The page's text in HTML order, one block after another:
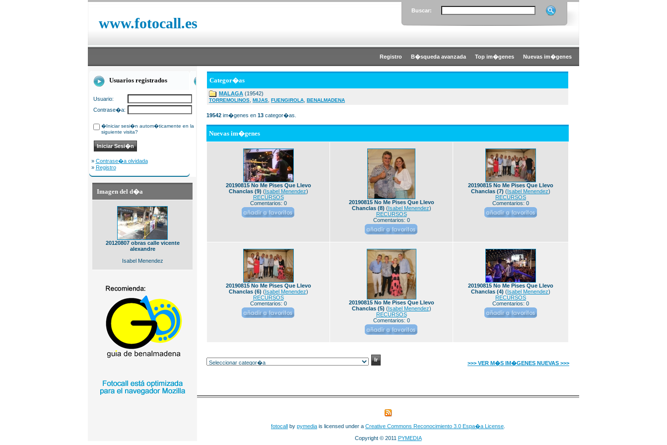
www.fotocall.es
Buscar:
Registro B�squeda avanzada Top im�genes Nuevas im�genes
Usuarios registrados
Usuario:
Contrase�a:
�Iniciar sesi�n autom�ticamente en la
siguiente visita?
» Contrase�a olvidada
» Registro
Imagen del d�a
20120807 obras calle vicente
alexandre
Isabel Menendez
Categor�as
MALAGA (19542)
TORREMOLINOS MIJAS FUENGIROLA BENALMADENA
19542 im�genes en 13 categor�as.
Nuevas im�genes
20190815 No Me Pises Que Llevo
Chanclas (9) (Isabel Menendez)
RECURSOS
Comentarios: 0
20190815 No Me Pises Que Llevo
Chanclas (8) (Isabel Menendez)
RECURSOS
Comentarios: 0
20190815 No Me Pises Que Llevo
Chanclas (7) (Isabel Menendez)
RECURSOS
Comentarios: 0
20190815 No Me Pises Que Llevo
Chanclas (6) (Isabel Menendez)
RECURSOS
Comentarios: 0
20190815 No Me Pises Que Llevo
Chanclas (5) (Isabel Menendez)
RECURSOS
Comentarios: 0
20190815 No Me Pises Que Llevo
Chanclas (4) (Isabel Menendez)
RECURSOS
Comentarios: 0
>>> VER M�S IM�GENES NUEVAS >>>
fotocall by pymedia is licensed under a Creative Commons Reconocimiento 3.0 Espa�a License
Copyright © 2011 PYMEDIA